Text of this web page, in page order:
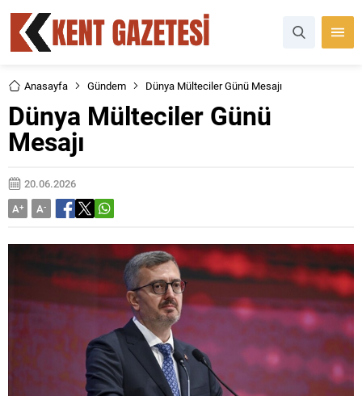
Anasayfa Gündem Dünya Mülteciler Günü Mesajı
Dünya Mülteciler Günü
Mesajı
20.06.2026
A+ A-